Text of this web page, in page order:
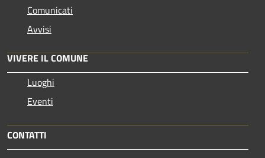
Comunicati
Avvisi
VIVERE IL COMUNE
Luoghi
Eventi
CONTATTI